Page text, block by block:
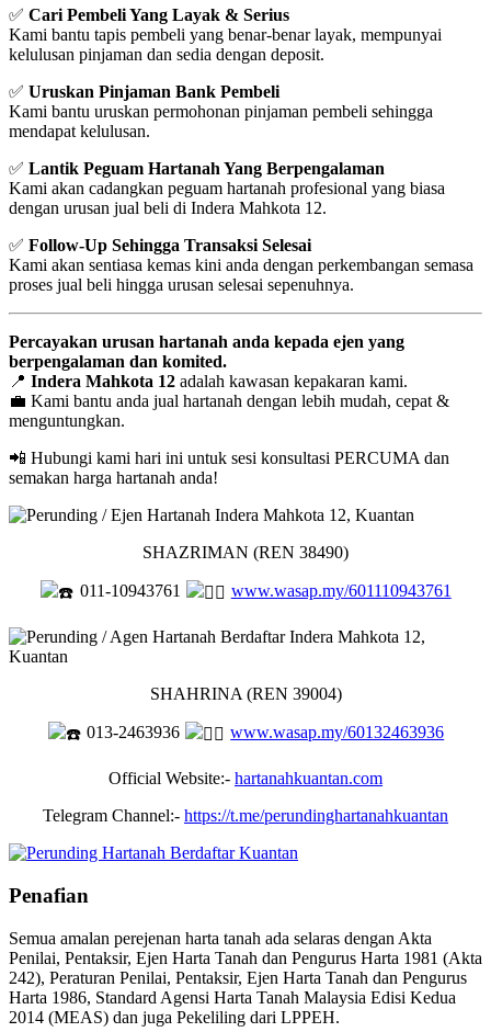
✅ Cari Pembeli Yang Layak & Serius
Kami bantu tapis pembeli yang benar-benar layak, mempunyai
kelulusan pinjaman dan sedia dengan deposit.
✅ Uruskan Pinjaman Bank Pembeli
Kami bantu uruskan permohonan pinjaman pembeli sehingga
mendapat kelulusan.
✅ Lantik Peguam Hartanah Yang Berpengalaman
Kami akan cadangkan peguam hartanah profesional yang biasa
dengan urusan jual beli di Indera Mahkota 12.
✅ Follow-Up Sehingga Transaksi Selesai
Kami akan sentiasa kemas kini anda dengan perkembangan semasa
proses jual beli hingga urusan selesai sepenuhnya.
Percayakan urusan hartanah anda kepada ejen yang
berpengalaman dan komited.
📍 Indera Mahkota 12 adalah kawasan kepakaran kami.
💼 Kami bantu anda jual hartanah dengan lebih mudah, cepat &
menguntungkan.
📲 Hubungi kami hari ini untuk sesi konsultasi PERCUMA dan
semakan harga hartanah anda!
SHAZRIMAN (REN 38490)
011-10943761 www.wasap.my/601110943761
SHAHRINA (REN 39004)
013-2463936 www.wasap.my/60132463936
Official Website:- hartanahkuantan.com
Telegram Channel:- https://t.me/perundinghartanahkuantan
Penafian
Semua amalan perejenan harta tanah ada selaras dengan Akta
Penilai, Pentaksir, Ejen Harta Tanah dan Pengurus Harta 1981 (Akta
242), Peraturan Penilai, Pentaksir, Ejen Harta Tanah dan Pengurus
Harta 1986, Standard Agensi Harta Tanah Malaysia Edisi Kedua
2014 (MEAS) dan juga Pekeliling dari LPPEH.